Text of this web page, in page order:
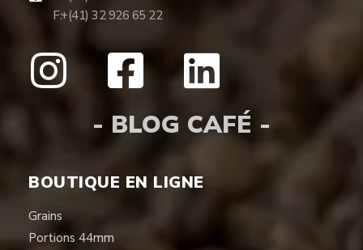
F:+(41) 32 926 65 22
- BLOG CAFÉ -
BOUTIQUE EN LIGNE
Grains
Portions 44mm